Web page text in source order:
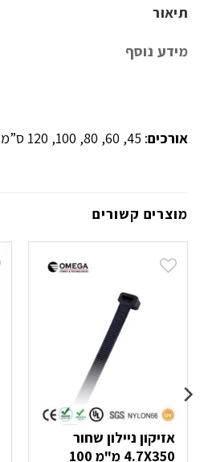
תיאור
מידע נוסף
אורכים: 45, 60, 80, 100, 120 ס”מ
מוצרים קשורים
אזיקון ניילון שחור
4.7X350 מ"מ 100